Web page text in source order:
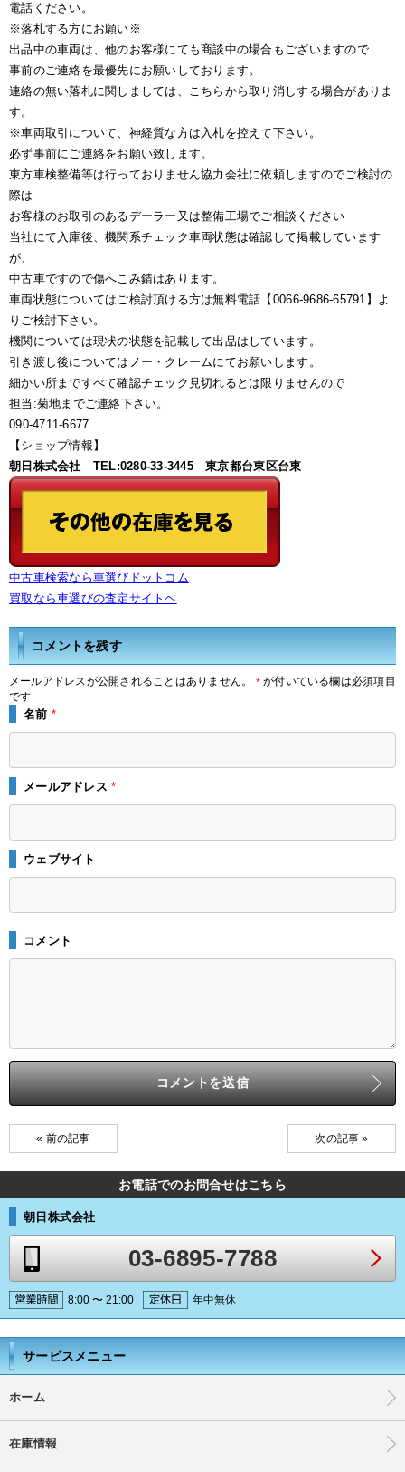
電話ください。
※落札する方にお願い※
出品中の車両は、他のお客様にても商談中の場合もございますので
事前のご連絡を最優先にお願いしております。
連絡の無い落札に関しましては、こちらから取り消しする場合がありま
す。
※車両取引について、神経質な方は入札を控えて下さい。
必ず事前にご連絡をお願い致します。
東方車検整備等は行っておりません協力会社に依頼しますのでご検討の
際は
お客様のお取引のあるデーラー又は整備工場でご相談ください
当社にて入庫後、機関系チェック車両状態は確認して掲載しています
が、
中古車ですので傷へこみ錆はあります。
車両状態についてはご検討頂ける方は無料電話【0066-9686-65791】よ
りご検討下さい。
機関については現状の状態を記載して出品はしています。
引き渡し後についてはノー・クレームにてお願いします。
細かい所まですべて確認チェック見切れるとは限りませんので
担当:菊地までご連絡下さい。
090-4711-6677
【ショップ情報】
朝日株式会社 TEL:0280-33-3445 東京都台東区台東
中古車検索なら車選びドットコム
買取なら車選びの査定サイトヘ
コメントを残す
メールアドレスが公開されることはありません。 *が付いている欄は必須項目
です
名前 *
メールアドレス*
ウェブサイト
コメント
« 前の記事 次の記事 »
お電話でのお問合せはこちら
朝日株式会社
03-6895-7788
8:00 〜 21:00 年中無休
サービスメニュー
ホーム
在庫情報